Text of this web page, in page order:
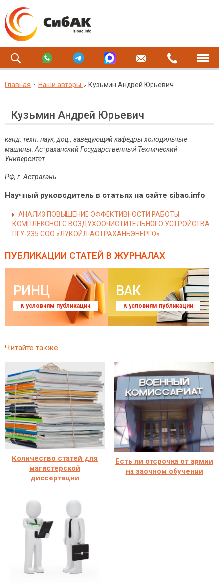
Главная Наши авторы Кузьмин Андрей Юрьевич
Кузьмин Андрей Юрьевич
канд. техн. наук, доц., заведующий кафедры холодильные
машины, Астраханский Государственный Технический
Университет
РФ, г. Астрахань
Научный руководитель в статьях на сайте sibac.info
АНАЛИЗ ПОВЫШЕНИЕ ЭФФЕКТИВНОСТИ РАБОТЫ
КОМПЛЕКСНОГО ВОЗДУХООЧИСТИТЕЛЬНОГО УСТРОЙСТВА
ПГУ-235 ООО «ЛУКОЙЛ-АСТРАХАНЬЭНЕРГО»
ПУБЛИКАЦИИ СТАТЕЙ В ЖУРНАЛАХ
РИНЦ
К условиям публикации
ВАК
К условиям публикации
Читайте также
Количество статей для
магистерской
диссертации
Есть ли отсрочка от армии
на заочном обучении